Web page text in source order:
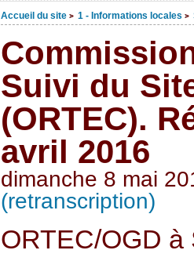
Accueil du site > 1 - Informations locales >
Suivi du
(ORTEC).
avril 2016
dimanche 8 mai
(retranscription)
ORTEC/OGD à